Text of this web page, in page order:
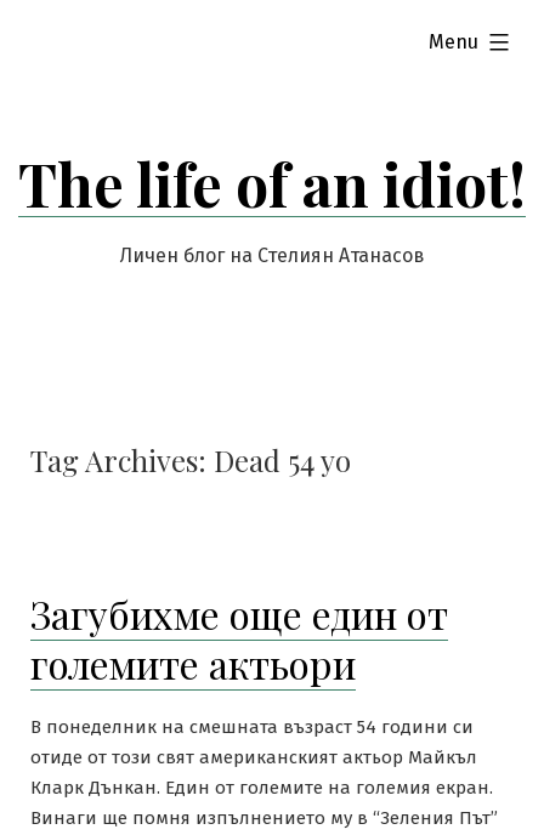
The life of an idiot!
Личен блог на Стелиян Атанасов
Menu
expanded
Tag Archives: Dead 54 yo
Загубихме още един от
големите актьори
В понеделник на смешната възраст 54 години си
отиде от този свят американският актьор Майкъл
Кларк Дънкан. Един от големите на големия екран.
Винаги ще помня изпълнението му в “Зеления Път”